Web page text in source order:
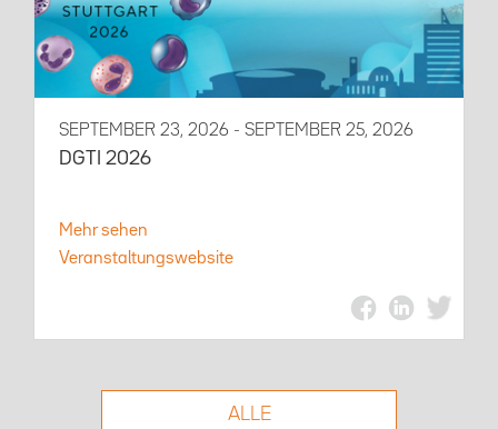
SEPTEMBER 23, 2026 - SEPTEMBER 25, 2026
DGTI 2026
Mehr sehen
Veranstaltungswebsite
ALLE